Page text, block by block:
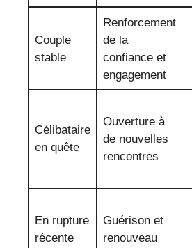
Couple
stable
Renforcement
de la
confiance et
engagement
Célibataire
en quête
Ouverture à
de nouvelles
rencontres
En rupture
récente
Guérison et
renouveau